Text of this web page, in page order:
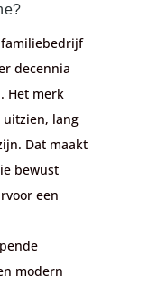
decennia
Het merk
uitzien, lang
Dat maakt
bewust
een
modern